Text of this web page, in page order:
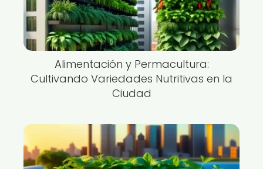
Alimentación y Permacultura:
Cultivando Variedades Nutritivas en la
Ciudad